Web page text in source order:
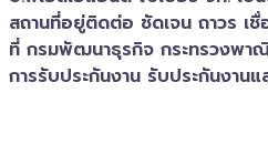
สถานที่อยู่ติดต่อ ชัดเจน ถาวร เ
ที่ กรมพัฒนาธุรกิจ​ กระทรวงพา
การรับประกันงาน รับประกันงาน